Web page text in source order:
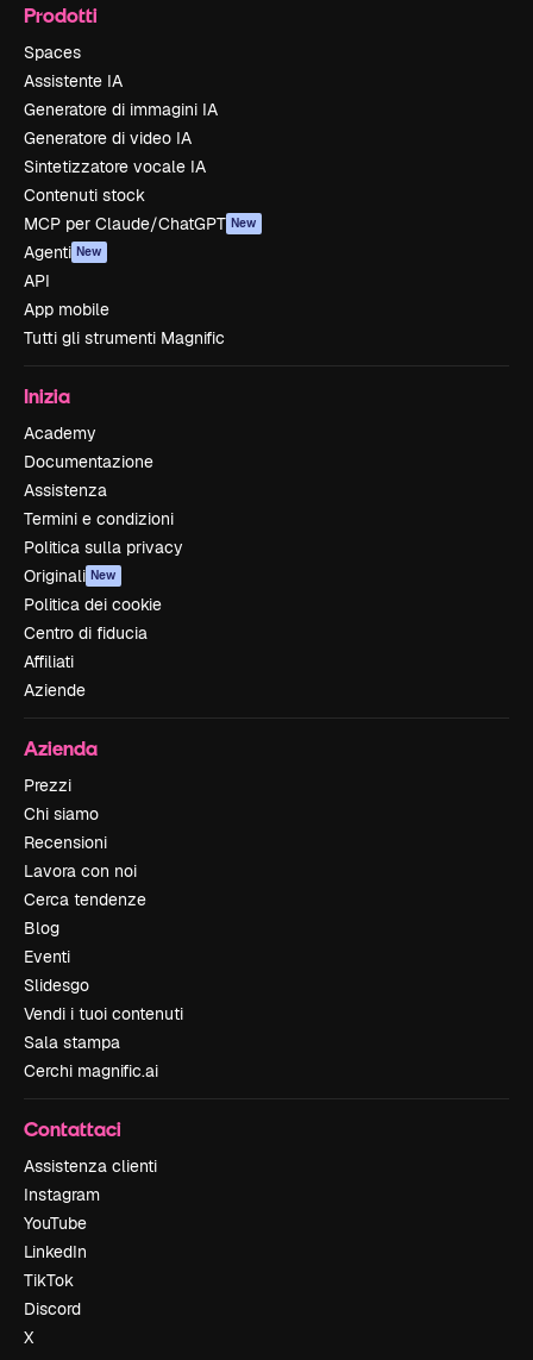
Prodotti
Spaces
Assistente IA
Generatore di immagini IA
Generatore di video IA
Sintetizzatore vocale IA
Contenuti stock
MCP per Claude/ChatGPT New
Agenti New
API
App mobile
Tutti gli strumenti Magnific
Inizia
Academy
Documentazione
Assistenza
Termini e condizioni
Politica sulla privacy
Originali New
Politica dei cookie
Centro di fiducia
Affiliati
Aziende
Azienda
Prezzi
Chi siamo
Recensioni
Lavora con noi
Cerca tendenze
Blog
Eventi
Slidesgo
Vendi i tuoi contenuti
Sala stampa
Cerchi magnific.ai
Contattaci
Assistenza clienti
Instagram
YouTube
LinkedIn
TikTok
Discord
X